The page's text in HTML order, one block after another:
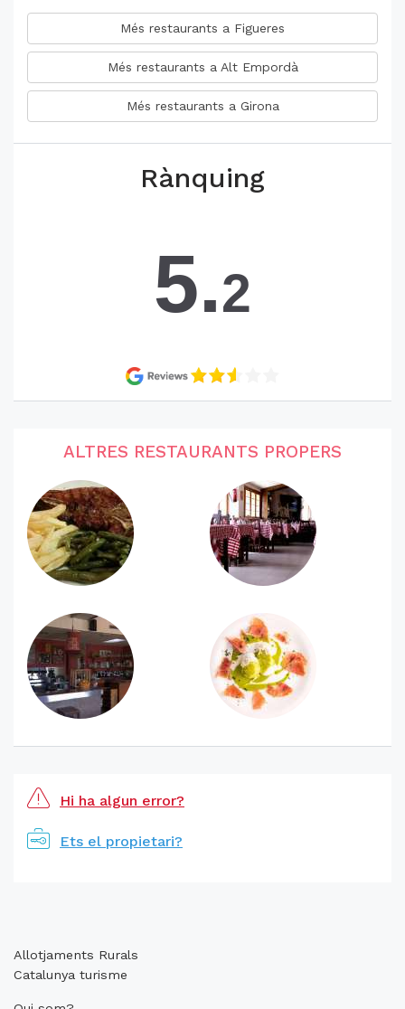
Més restaurants a Figueres
Més restaurants a Alt Empordà
Més restaurants a Girona
Rànquing
5.2
ALTRES RESTAURANTS PROPERS
Hi ha algun error?
Ets el propietari?
Allotjaments Rurals
Catalunya turisme